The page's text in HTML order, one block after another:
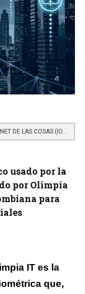
LEER MÁS…LAS OPORTUNIDADES DEL INTERNET DE LAS COSAS (IOT) PARA COLOMBIA
usado por la
por Olimpia
para
IT es la
que,